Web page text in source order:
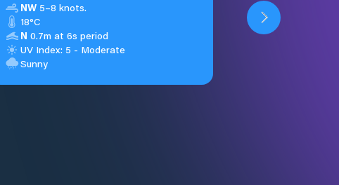
NW 5–8 knots.
18°C
N 0.7m at 6s period
UV Index: 5 - Moderate
Sunny